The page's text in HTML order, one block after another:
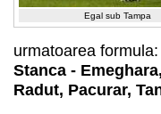
Egal sub Tampa
urmatoarea formula:
Stanca -
Radut, Pacurar,